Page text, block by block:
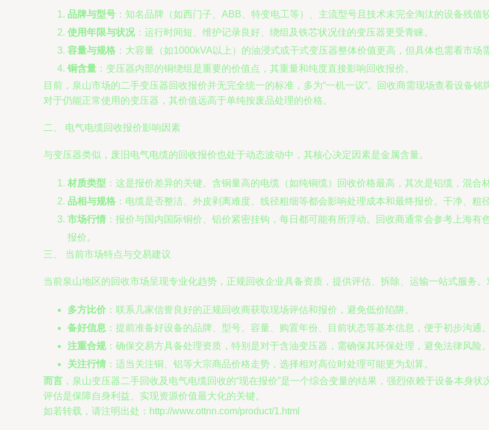
品牌与型号 ：知名品牌（如西门子、ABB、特变电工等）、主流型号且技术未完全淘汰的设备残值
使用年限与状况：运行时间短、维护记录良好、绕组及铁芯状况佳的变压器更受青睐。
容量与规格 ：大容量（如1000kVA以上）的油浸式或干式变压器整体价值更高，但具体也需看市场
铜含量 ：变压器内部的铜绕组是重要的价值点，其重量和纯度直接影响回收报价。
目前，泉山市场的二手变压器回收报价并无完全统一的标准，多为“一机一议”。回收商需现场查看设备
对于仍能正常使用的变压器，其价值远高于单纯按废品处理的价格。
二、 电气电缆回收报价影响因素
与变压器类似，废旧电气电缆的回收报价也处于动态波动中，其核心决定因素是金属含量。
材质类型 ：这是报价差异的关键。含铜量高的电缆（如纯铜缆）回收价格最高，其次是铝缆，混合
品相与规格 ：电缆是否整洁、外皮剥离难度、线径粗细等都会影响处理成本和最终报价。干净、粗
市场行情 ：报价与国内国际铜价、铝价紧密挂钩，每日都可能有所浮动。回收商通常会参考上海
报价。
三、 当前市场特点与交易建议
当前泉山地区的回收市场呈现专业化趋势，正规回收企业具备资质，提供评估、拆除、运输一站式服务
多方比价 ：联系几家信誉良好的正规回收商获取现场评估和报价，避免低价陷阱。
备好信息 ：提前准备好设备的品牌、型号、容量、购置年份、目前状态等基本信息，便于初步沟通。
注重合规 ：确保交易方具备处理资质，特别是对于含油变压器，需确保其环保处理，避免法律风险。
关注行情 ：适当关注铜、铝等大宗商品价格走势，选择相对高位时处理可能更为划算。
而言 ，泉山变压器二手回收及电气电缆回收的“现在报价”是一个综合变量的结果，强烈依赖于设备本身
评估是保障自身利益、实现资源价值最大化的关键。
如若转载，请注明出处：http://www.ottnn.com/product/1.html